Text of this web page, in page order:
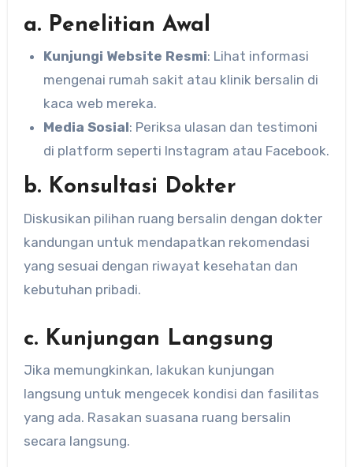
a. Penelitian Awal
Kunjungi Website Resmi: Lihat informasi
mengenai rumah sakit atau klinik bersalin di
kaca web mereka.
Media Sosial: Periksa ulasan dan testimoni
di platform seperti Instagram atau Facebook.
b. Konsultasi Dokter
Diskusikan pilihan ruang bersalin dengan dokter
kandungan untuk mendapatkan rekomendasi
yang sesuai dengan riwayat kesehatan dan
kebutuhan pribadi.
c. Kunjungan Langsung
Jika memungkinkan, lakukan kunjungan
langsung untuk mengecek kondisi dan fasilitas
yang ada. Rasakan suasana ruang bersalin
secara langsung.